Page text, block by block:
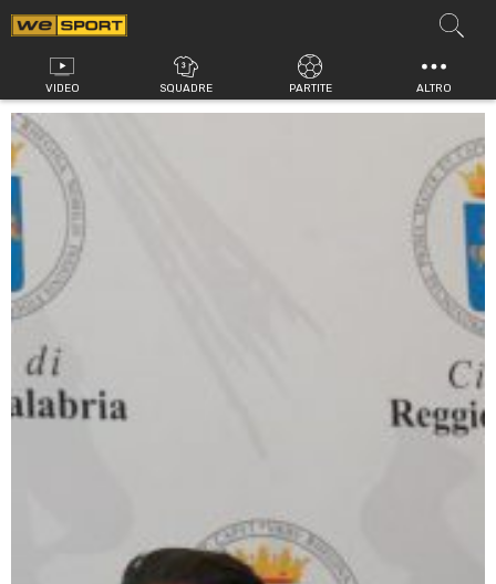
Vai
al
contenuto
VIDEO SQUADRE PARTITE ALTRO